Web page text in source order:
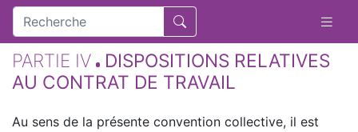
PARTIE IV
DISPOSITIONS RELATIVES
AU CONTRAT DE TRAVAIL
Au sens de la présente convention collective, il est